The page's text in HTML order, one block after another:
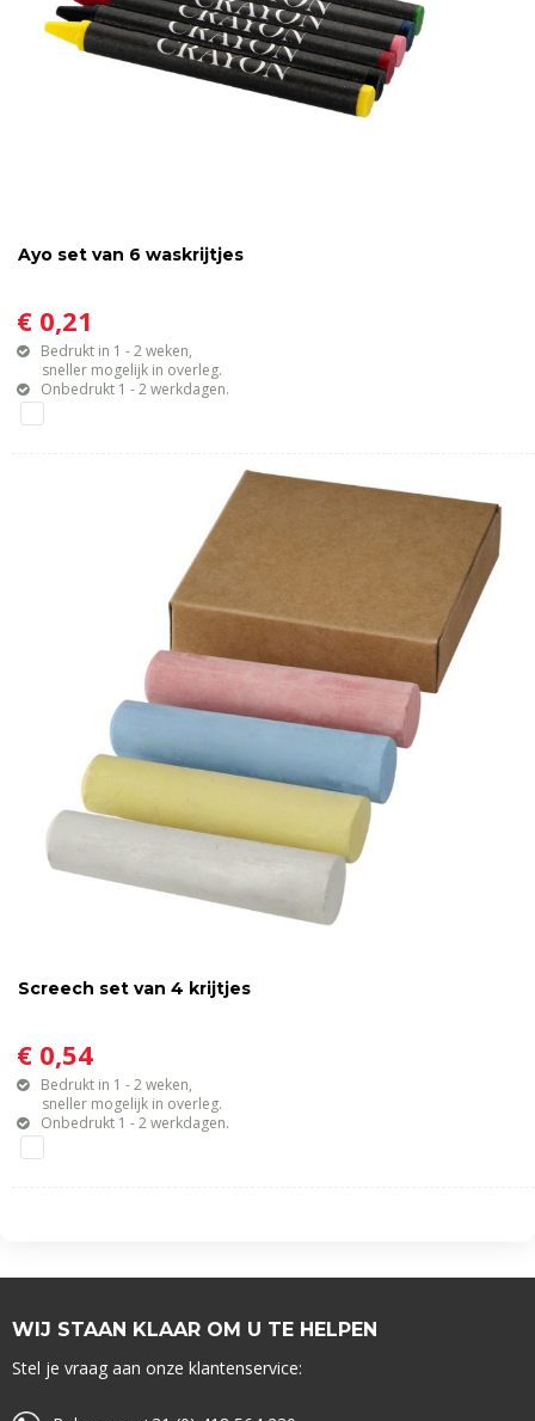
Ayo set van 6 waskrijtjes
€ 0,21
Bedrukt in 1 - 2 weken,
sneller mogelijk in overleg.
Onbedrukt 1 - 2 werkdagen.
Screech set van 4 krijtjes
€ 0,54
Bedrukt in 1 - 2 weken,
sneller mogelijk in overleg.
Onbedrukt 1 - 2 werkdagen.
WIJ STAAN KLAAR OM U TE HELPEN
Stel je vraag aan onze klantenservice: